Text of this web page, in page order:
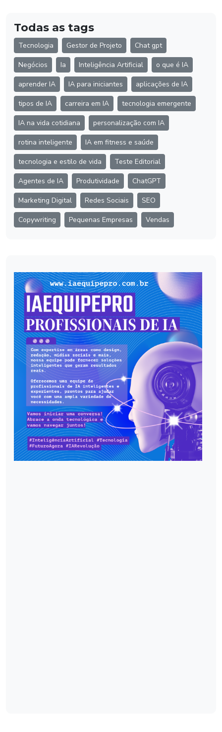
Todas as tags
Tecnologia Gestor de Projeto Chat gpt
Negócios Ia Inteligência Artificial o que é IA
aprender IA IA para iniciantes aplicações de IA
tipos de IA carreira em IA tecnologia emergente
IA na vida cotidiana personalização com IA
rotina inteligente IA em fitness e saúde
tecnologia e estilo de vida Teste Editorial
Agentes de IA Produtividade ChatGPT
Marketing Digital Redes Sociais SEO
Copywriting Pequenas Empresas Vendas